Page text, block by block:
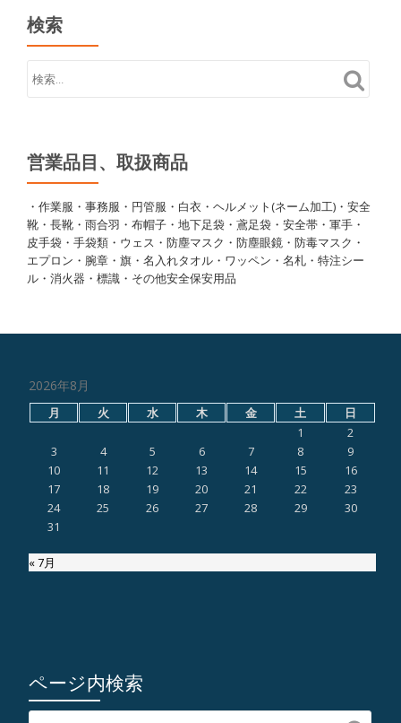
検索
営業品目、取扱商品
・作業服・事務服・円管服・白衣・ヘルメット(ネーム加工)・安全
靴・長靴・雨合羽・布帽子・地下足袋・鳶足袋・安全帯・軍手・
皮手袋・手袋類・ウェス・防塵マスク・防塵眼鏡・防毒マスク・
エプロン・腕章・旗・名入れタオル・ワッペン・名札・特注シー
ル・消火器・標識・その他安全保安用品
2026年8月
月 火 水 木 金 土
日
1
2
3
4 5 6 7 8
9
10
11 12 13 14 15
16
17
18 19 20 21 22
23
24
25 26 27 28 29
30
31
« 7月
ページ内検索